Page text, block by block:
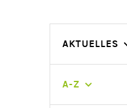
überspringen
AKTUELLES
A-Z